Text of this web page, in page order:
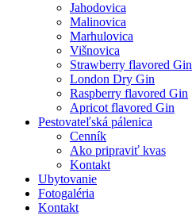
Jahodovica
Malinovica
Marhulovica
Višnovica
Strawberry flavored Gin
London Dry Gin
Raspberry flavored Gin
Apricot flavored Gin
Pestovateľská pálenica
Cenník
Ako pripraviť kvas
Kontakt
Ubytovanie
Fotogaléria
Kontakt